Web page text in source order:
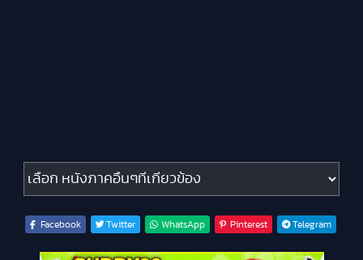
หนังภาคอื่นๆที่เกี่ยวข้อง
Facebook Twitter WhatsApp Pinterest Telegram